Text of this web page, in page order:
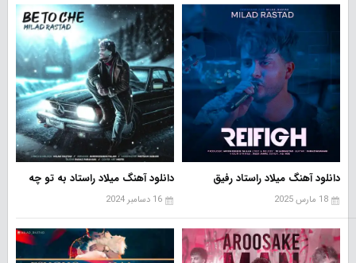
دانلود آهنگ میلاد راستاد رفیق
18 مارس 2025
دانلود آهنگ میلاد راستاد به تو چه
16 دسامبر 2024